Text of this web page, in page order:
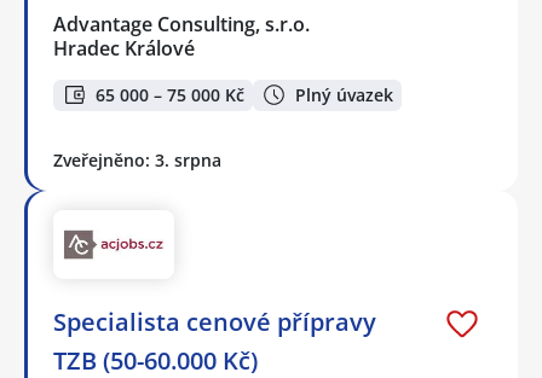
Advantage Consulting, s.r.o.
Hradec Králové
65 000 – 75 000 Kč Plný úvazek
Zveřejněno: 3. srpna
Specialista cenové přípravy
TZB (50-60.000 Kč)